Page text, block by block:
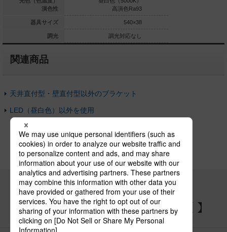
演色性
器具サイズ
調光
280×280
高演色Ra93
540×38
調光対応なし
関連商品
天井直付型・壁直付型以外のブラケット
LED（昼白色）以外を使用
パナソニックの電気設備 SNSアカウント